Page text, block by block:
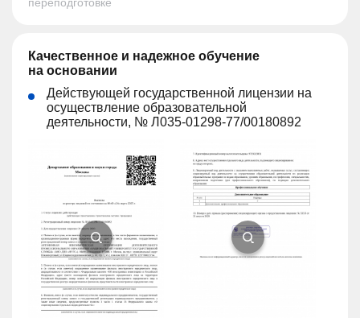
Качественное и надежное обучение
на основании
Действующей государственной лицензии на
осуществление образовательной
деятельности, № Л035-01298-77/00180892